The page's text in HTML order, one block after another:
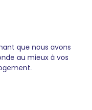
que nous avons
au mieux à vos